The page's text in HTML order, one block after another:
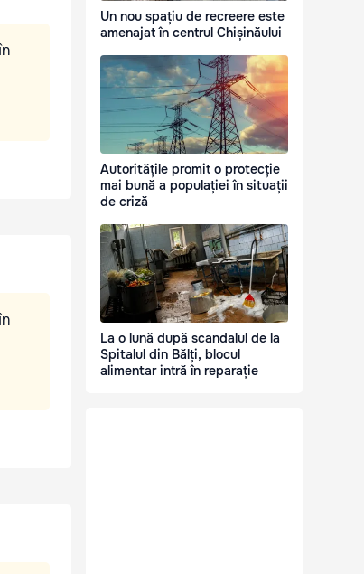
Un nou spațiu de recreere este
amenajat în centrul Chișinăului
Autoritățile promit o protecție
mai bună a populației în situații
de criză
La o lună după scandalul de la
Spitalul din Bălți, blocul
alimentar intră în reparație